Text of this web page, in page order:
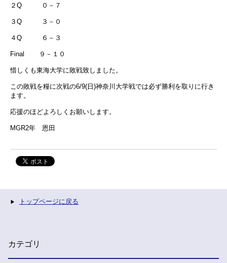
２Q ０－７
３Q ３－０
４Q ６－３
Final ９－１０
惜しくも東海大学に敗戦致しました。
この敗戦を糧に次戦の6/9(日)神奈川大学戦では必ず勝利を取りに行き
ます。
応援のほどよろしくお願いします。
MGR2年 恩田
トップページに戻る
カテゴリ